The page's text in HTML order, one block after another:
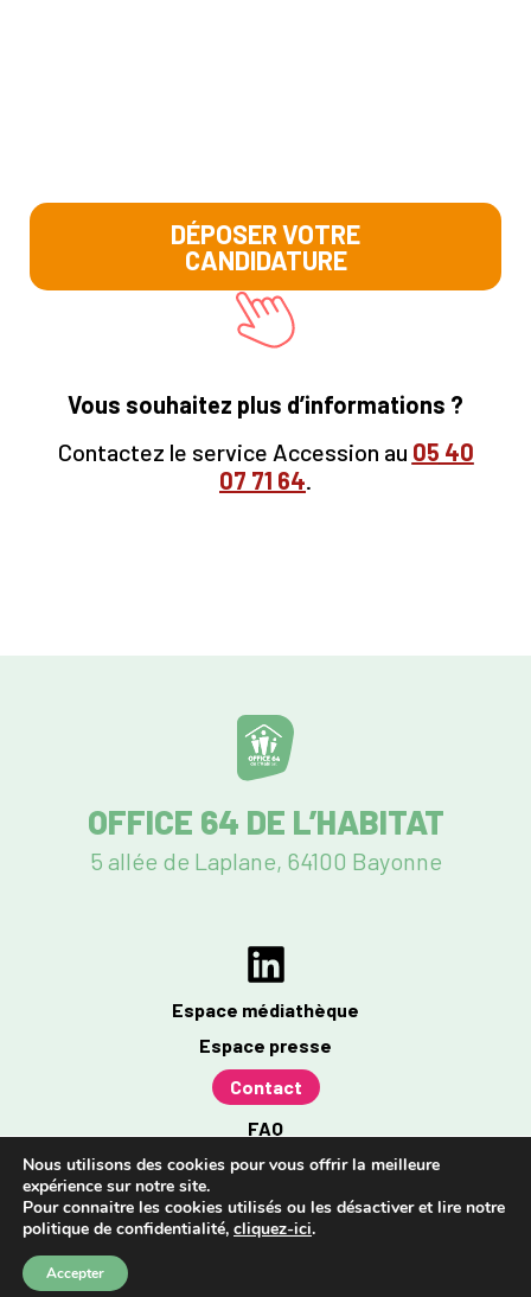
DÉPOSER VOTRE
CANDIDATURE
Vous souhaitez plus d’informations ?
Contactez le service Accession au 05 40
07 71 64.
OFFICE 64 DE L’HABITAT
5 allée de Laplane, 64100 Bayonne
Espace médiathèque
Espace presse
Contact
FAQ
Mentions légales
Politique de confidentialité
Accessibilité : partiellement conforme à 96%
Nous utilisons des cookies pour vous offrir la meilleure
expérience sur notre site.
Pour connaitre les cookies utilisés ou les désactiver et lire notre
politique de confidentialité, cliquez-ici.
Accepter